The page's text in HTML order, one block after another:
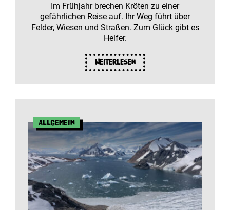
Im Frühjahr brechen Kröten zu einer
gefährlichen Reise auf. Ihr Weg führt über
Felder, Wiesen und Straßen. Zum Glück gibt es
Helfer.
Weiterlesen
Allgemein